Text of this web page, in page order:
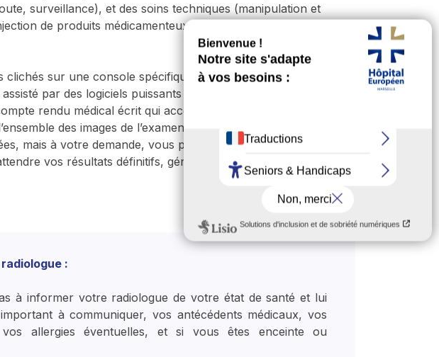
surveillance), et des soins techniques (manipulation et
de produits médicamenteux, retraitement et transmission
sur une console spécifique, retravaille les images, réalise
par des logiciels puissants d’aide au diagnostic avec de
rendu médical écrit qui accompagne vos images
des images de l’examen. Les résultats sont
mais à votre demande, vous pouvez rencontrer le médecin
vos résultats définitifs, généralement disponibles en 60
:
à informer votre radiologue de votre état de santé et lui
à communiquer, vos antécédents médicaux, vos
vos allergies éventuelles, et si vous êtes enceinte ou